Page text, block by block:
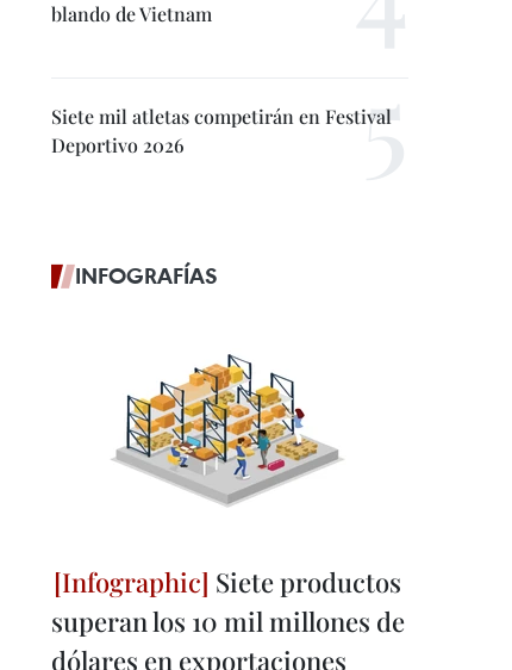
blando de Vietnam
Siete mil atletas competirán en Festival
Deportivo 2026
INFOGRAFÍAS
Siete productos
superan los 10 mil millones de
dólares en exportaciones